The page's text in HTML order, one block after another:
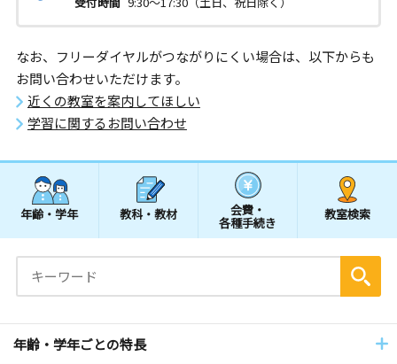
なお、フリーダイヤルがつながりにくい場合は、以下からも
お問い合わせいただけます。
近くの教室を案内してほしい
学習に関するお問い合わせ
年齢・学年 教科・教材 会費・
各種手続き
教室検索
年齢・学年ごとの特長